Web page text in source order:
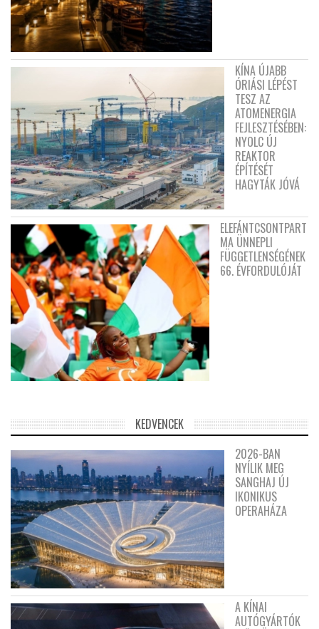
KÍNA ÚJABB
ÓRIÁSI LÉPÉST
TESZ AZ
ATOMENERGIA
FEJLESZTÉSÉBEN:
NYOLC ÚJ
REAKTOR
ÉPÍTÉSÉT
HAGYTÁK JÓVÁ
ELEFÁNTCSONTPART
MA ÜNNEPLI
FÜGGETLENSÉGÉNEK
66. ÉVFORDULÓJÁT
KEDVENCEK
2026-BAN
NYÍLIK MEG
SANGHAJ ÚJ
IKONIKUS
OPERAHÁZA
A KÍNAI
AUTÓGYÁRTÓK